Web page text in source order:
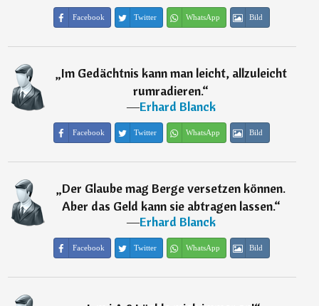
Facebook Twitter WhatsApp Bild
„Im Gedächtnis kann man leicht, allzuleicht
rumradieren.“
―Erhard Blanck
Facebook Twitter WhatsApp Bild
„Der Glaube mag Berge versetzen können.
Aber das Geld kann sie abtragen lassen.“
―Erhard Blanck
Facebook Twitter WhatsApp Bild